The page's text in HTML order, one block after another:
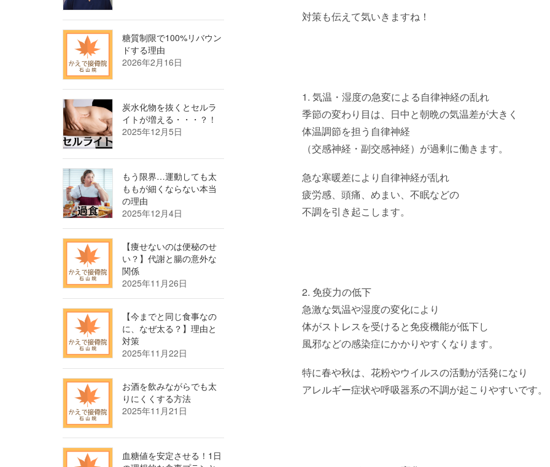
対策も伝えて気いきますね！
1. 気温・湿度の急変による自律神経の乱れ
季節の変わり目は、日中と朝晩の気温差が大きく
体温調節を担う自律神経
（交感神経・副交感神経）が過剰に働きます。
急な寒暖差により自律神経が乱れ
疲労感、頭痛、めまい、不眠などの
不調を引き起こします。
2. 免疫力の低下
急激な気温や湿度の変化により
体がストレスを受けると免疫機能が低下し
風邪などの感染症にかかりやすくなります。
特に春や秋は、花粉やウイルスの活動が活発になり
アレルギー症状や呼吸器系の不調が起こりやすいです。
糖質制限で100%リバウン
ドする理由
2026年2月16日
炭水化物を抜くとセルラ
イトが増える・・・？！
2025年12月5日
もう限界…運動しても太
ももが細くならない本当
の理由
2025年12月4日
【痩せないのは便秘のせ
い？】代謝と腸の意外な
関係
2025年11月26日
【今までと同じ食事なの
に、なぜ太る？】理由と
対策
2025年11月22日
お酒を飲みながらでも太
りにくくする方法
2025年11月21日
血糖値を安定させる！1日